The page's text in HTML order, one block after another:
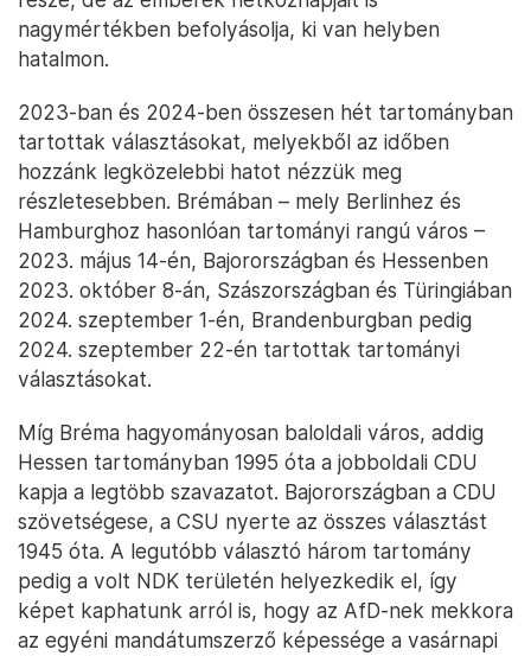
nagymértékben befolyásolja, ki van helyben
hatalmon.
2023-ban és 2024-ben összesen hét tartományban
tartottak választásokat, melyekből az időben
hozzánk legközelebbi hatot nézzük meg
részletesebben. Brémában – mely Berlinhez és
Hamburghoz hasonlóan tartományi rangú város –
2023. május 14-én, Bajorországban és Hessenben
2023. október 8-án, Szászországban és Türingiában
2024. szeptember 1-én, Brandenburgban pedig
2024. szeptember 22-én tartottak tartományi
választásokat.
Míg Bréma hagyományosan baloldali város, addig
Hessen tartományban 1995 óta a jobboldali CDU
kapja a legtöbb szavazatot. Bajorországban a CDU
szövetségese, a CSU nyerte az összes választást
1945 óta. A legutóbb választó három tartomány
pedig a volt NDK területén helyezkedik el, így
képet kaphatunk arról is, hogy az AfD-nek mekkora
az egyéni mandátumszerző képessége a vasárnapi